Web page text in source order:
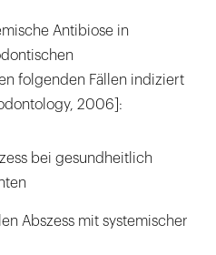
Antibiose in
folgenden Fällen indiziert
2006]:
bei gesundheitlich
Abszess mit systemischer